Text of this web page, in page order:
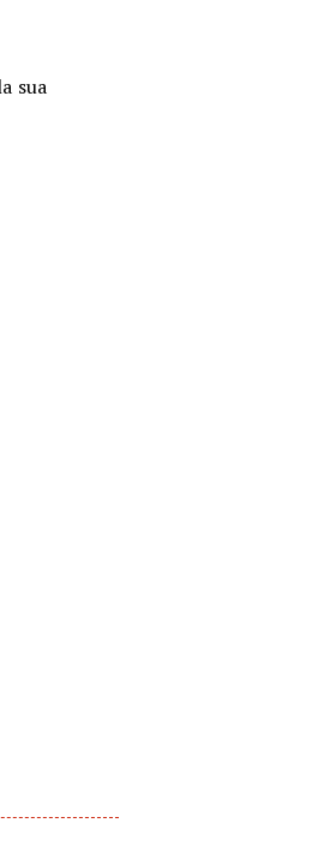
sua